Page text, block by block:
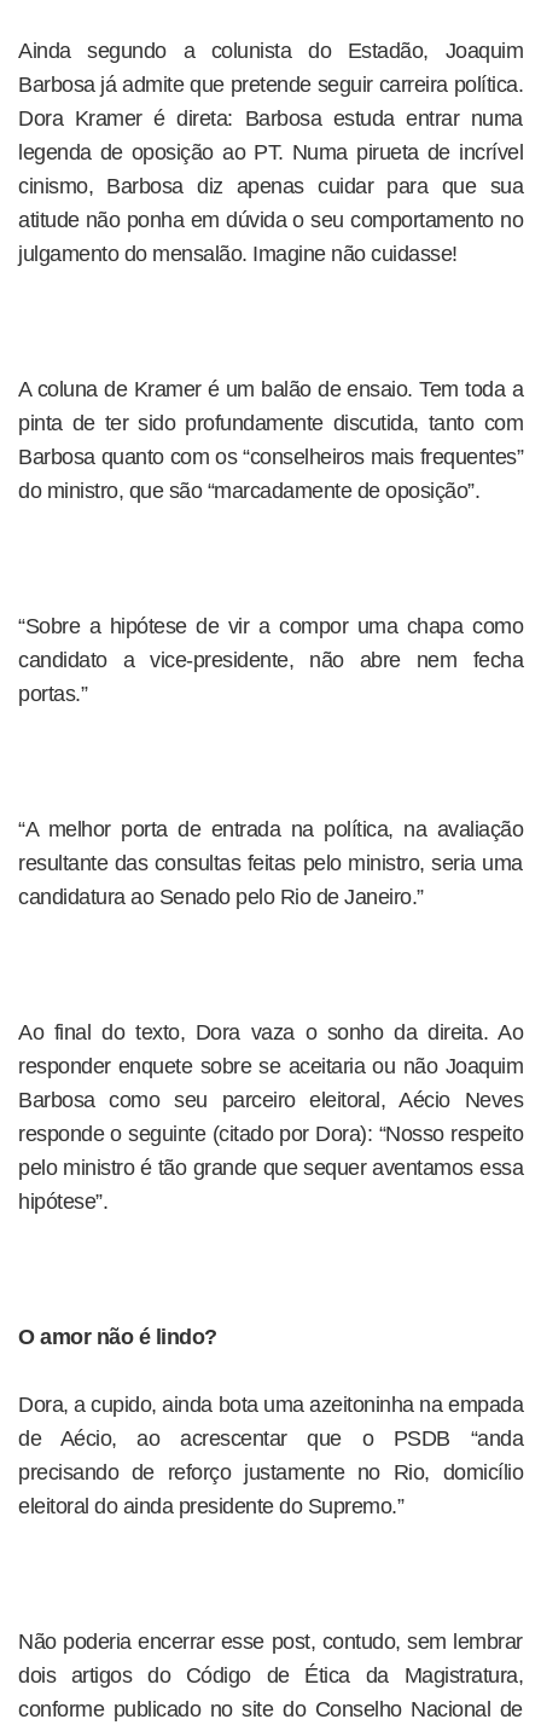
Ainda segundo a colunista do Estadão, Joaquim
Barbosa já admite que pretende seguir carreira política.
Dora Kramer é direta: Barbosa estuda entrar numa
legenda de oposição ao PT. Numa pirueta de incrível
cinismo, Barbosa diz apenas cuidar para que sua
atitude não ponha em dúvida o seu comportamento no
julgamento do mensalão. Imagine não cuidasse!
A coluna de Kramer é um balão de ensaio. Tem toda a
pinta de ter sido profundamente discutida, tanto com
Barbosa quanto com os “conselheiros mais frequentes”
do ministro, que são “marcadamente de oposição”.
“Sobre a hipótese de vir a compor uma chapa como
candidato a vice-presidente, não abre nem fecha
portas.”
“A melhor porta de entrada na política, na avaliação
resultante das consultas feitas pelo ministro, seria uma
candidatura ao Senado pelo Rio de Janeiro.”
Ao final do texto, Dora vaza o sonho da direita. Ao
responder enquete sobre se aceitaria ou não Joaquim
Barbosa como seu parceiro eleitoral, Aécio Neves
responde o seguinte (citado por Dora): “Nosso respeito
pelo ministro é tão grande que sequer aventamos essa
hipótese”.
O amor não é lindo?
Dora, a cupido, ainda bota uma azeitoninha na empada
de Aécio, ao acrescentar que o PSDB “anda
precisando de reforço justamente no Rio, domicílio
eleitoral do ainda presidente do Supremo.”
Não poderia encerrar esse post, contudo, sem lembrar
dois artigos do Código de Ética da Magistratura,
conforme publicado no site do Conselho Nacional de